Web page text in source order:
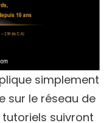
simplement
sur le réseau de
suivront